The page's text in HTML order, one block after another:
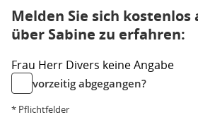
Melden Sie sich
über Sabine zu erfahren:
Frau Herr Divers keine Angabe
vorzeitig abgegangen?
* Pflichtfelder